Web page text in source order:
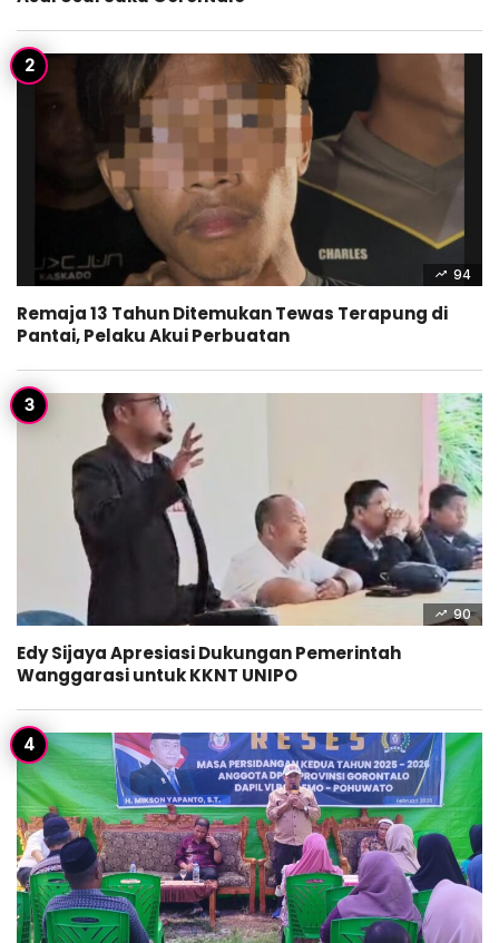
94
Remaja 13 Tahun Ditemukan Tewas Terapung di
Pantai, Pelaku Akui Perbuatan
90
Edy Sijaya Apresiasi Dukungan Pemerintah
Wanggarasi untuk KKNT UNIPO